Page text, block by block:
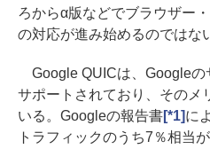
ろからα版などでブラウザー
の対応が進み始めるのではな
Google QUICは、Googleの
サポートされており、そのメ
いる。Googleの報告書[*1]に
トラフィックのうち7％相当